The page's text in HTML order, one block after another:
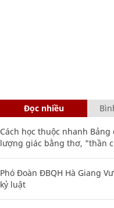
Đọc nhiều
Cách học thuộc nhanh Bảng
lượng giác bằng thơ, "thần
Phó Đoàn ĐBQH Hà Giang
kỷ luật